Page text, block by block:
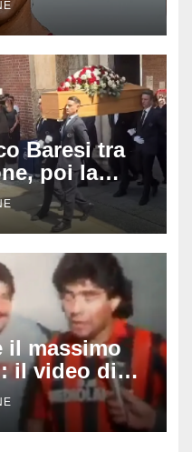
Baresi tra
poi la
tifosi del
il massimo
il video di
il calcio
capitano del